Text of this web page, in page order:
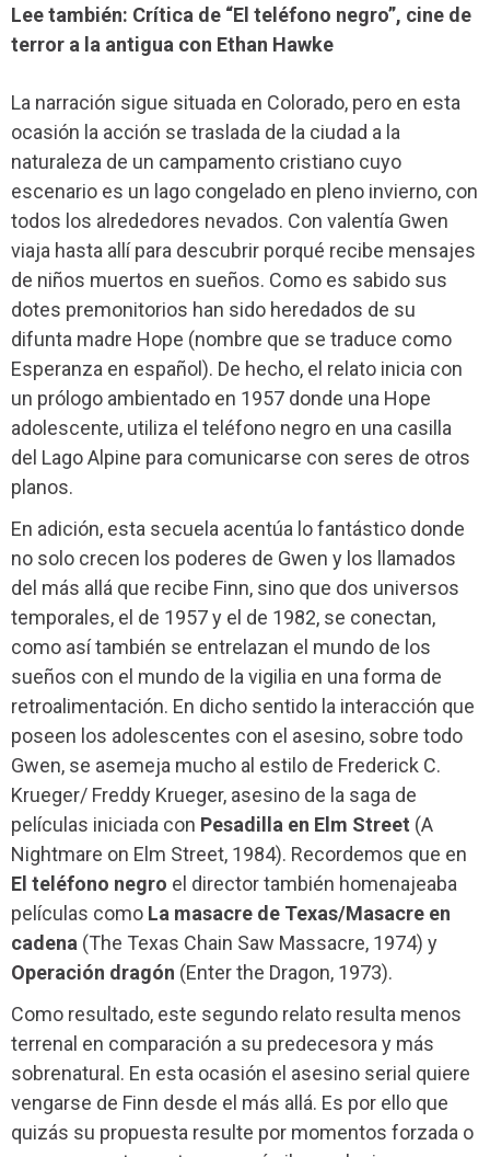
Lee también: Crítica de “El teléfono negro”, cine de
terror a la antigua con Ethan Hawke
La narración sigue situada en Colorado, pero en esta
ocasión la acción se traslada de la ciudad a la
naturaleza de un campamento cristiano cuyo
escenario es un lago congelado en pleno invierno, con
todos los alrededores nevados. Con valentía Gwen
viaja hasta allí para descubrir porqué recibe mensajes
de niños muertos en sueños. Como es sabido sus
dotes premonitorios han sido heredados de su
difunta madre Hope (nombre que se traduce como
Esperanza en español). De hecho, el relato inicia con
un prólogo ambientado en 1957 donde una Hope
adolescente, utiliza el teléfono negro en una casilla
del Lago Alpine para comunicarse con seres de otros
planos.
En adición, esta secuela acentúa lo fantástico donde
no solo crecen los poderes de Gwen y los llamados
del más allá que recibe Finn, sino que dos universos
temporales, el de 1957 y el de 1982, se conectan,
como así también se entrelazan el mundo de los
sueños con el mundo de la vigilia en una forma de
retroalimentación. En dicho sentido la interacción que
poseen los adolescentes con el asesino, sobre todo
Gwen, se asemeja mucho al estilo de Frederick C.
Krueger/ Freddy Krueger, asesino de la saga de
películas iniciada con Pesadilla en Elm Street (A
Nightmare on Elm Street, 1984). Recordemos que en
El teléfono negro el director también homenajeaba
películas como La masacre de Texas/Masacre en
cadena (The Texas Chain Saw Massacre, 1974) y
Operación dragón (Enter the Dragon, 1973).
Como resultado, este segundo relato resulta menos
terrenal en comparación a su predecesora y más
sobrenatural. En esta ocasión el asesino serial quiere
vengarse de Finn desde el más allá. Es por ello que
quizás su propuesta resulte por momentos forzada o